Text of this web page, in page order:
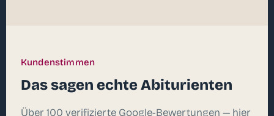
Kundenstimmen
Das sagen echte Abiturienten
Über 100 verifizierte Google-Bewertungen — hier